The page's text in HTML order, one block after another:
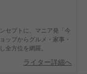
セプトに、マニア発「今
ップからグルメ・家事・
全方位を網羅。
ライター詳細へ